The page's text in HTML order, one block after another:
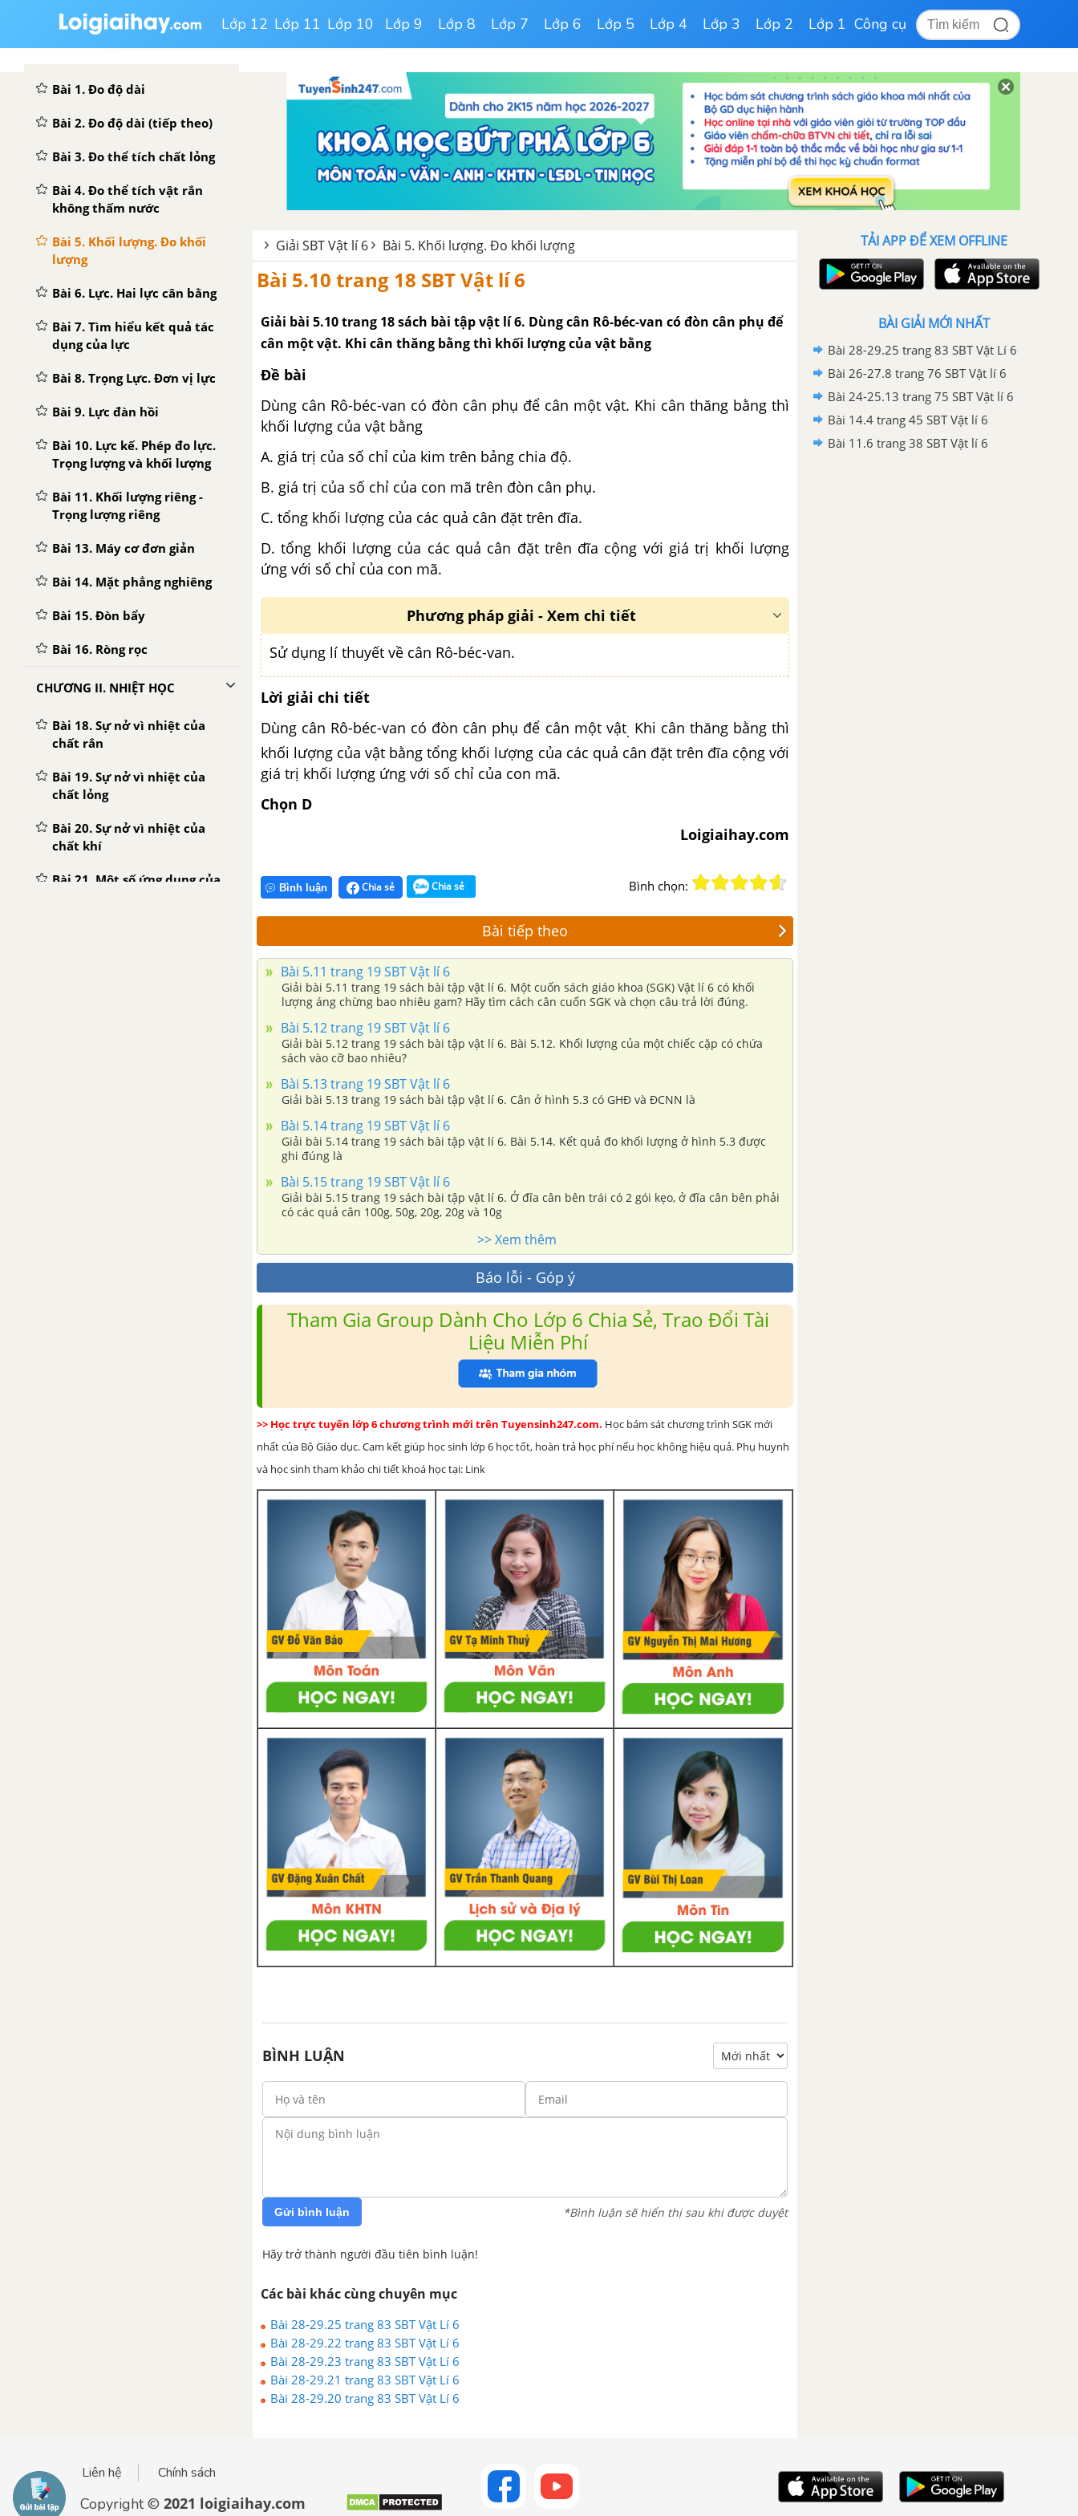
Lớp 12 Lớp 11 Lớp 10 Lớp 9 Lớp 8 Lớp 7 Lớp 6 Lớp 5 Lớp 4 Lớp 3 Lớp 2 Lớp 1 Công cụ
CHƯƠNG I: CƠ HỌC
Bài 1. Đo độ dài
Bài 2. Đo độ dài (tiếp theo)
Bài 3. Đo thể tích chất lỏng
Bài 4. Đo thể tích vật rắn
không thấm nước
Bài 5. Khối lượng. Đo khối
lượng
Bài 6. Lực. Hai lực cân bằng
Bài 7. Tìm hiểu kết quả tác
dụng của lực
Bài 8. Trọng Lực. Đơn vị lực
Bài 9. Lực đàn hồi
Bài 10. Lực kế. Phép đo lực.
Trọng lượng và khối lượng
Bài 11. Khối lượng riêng -
Trọng lượng riêng
Bài 13. Máy cơ đơn giản
Bài 14. Mặt phẳng nghiêng
Bài 15. Đòn bẩy
Bài 16. Ròng rọc
CHƯƠNG II. NHIỆT HỌC
Bài 18. Sự nở vì nhiệt của
chất rắn
Bài 19. Sự nở vì nhiệt của
chất lỏng
Bài 20. Sự nở vì nhiệt của
chất khí
Bài 21. Một số ứng dụng của
Giải SBT Vật lí 6 Bài 5. Khối lượng. Đo khối lượng
Bài 5.10 trang 18 SBT Vật lí 6
Giải bài 5.10 trang 18 sách bài tập vật lí 6. Dùng cân Rô-béc-van có đòn cân phụ để
cân một vật. Khi cân thăng bằng thì khối lượng của vật bằng
Đề bài
Dùng cân Rô-béc-van có đòn cân phụ để cân một vật. Khi cân thăng bằng thì
khối lượng của vật bằng
A. giá trị của số chỉ của kim trên bảng chia độ.
B. giá trị của số chỉ của con mã trên đòn cân phụ.
C. tổng khối lượng của các quả cân đặt trên đĩa.
D. tổng khối lượng của các quả cân đặt trên đĩa cộng với giá trị khối lượng
ứng với số chỉ của con mã.
Phương pháp giải - Xem chi tiết
Sử dụng lí thuyết về cân Rô-béc-van.
Lời giải chi tiết
Dùng cân Rô-béc-van có đòn cân phụ để cân một vật. Khi cân thăng bằng thì
khối lượng của vật bằng tổng khối lượng của các quả cân đặt trên đĩa cộng với
giá trị khối lượng ứng với số chỉ của con mã.
Chọn D
Loigiaihay.com
Bình luận Chia sẻ Chia sẻ Bình chọn:
Bài tiếp theo
Bài 5.11 trang 19 SBT Vật lí 6
Giải bài 5.11 trang 19 sách bài tập vật lí 6. Một cuốn sách giáo khoa (SGK) Vật lí 6 có khối
lượng áng chừng bao nhiêu gam? Hãy tìm cách cân cuốn SGK và chọn câu trả lời đúng.
Bài 5.12 trang 19 SBT Vật lí 6
Giải bài 5.12 trang 19 sách bài tập vật lí 6. Bài 5.12. Khối lượng của một chiếc cặp có chứa
sách vào cỡ bao nhiêu?
Bài 5.13 trang 19 SBT Vật lí 6
Giải bài 5.13 trang 19 sách bài tập vật lí 6. Cân ở hình 5.3 có GHĐ và ĐCNN là
Bài 5.14 trang 19 SBT Vật lí 6
Giải bài 5.14 trang 19 sách bài tập vật lí 6. Bài 5.14. Kết quả đo khối lượng ở hình 5.3 được
ghi đúng là
Bài 5.15 trang 19 SBT Vật lí 6
Giải bài 5.15 trang 19 sách bài tập vật lí 6. Ở đĩa cân bên trái có 2 gói kẹo, ở đĩa cân bên phải
có các quả cân 100g, 50g, 20g, 20g và 10g
>> Xem thêm
Báo lỗi - Góp ý
Tham Gia Group Dành Cho Lớp 6 Chia Sẻ, Trao Đổi Tài
Liệu Miễn Phí
>> Học trực tuyến lớp 6 chương trình mới trên Tuyensinh247.com. Học bám sát chương trình SGK mới
nhất của Bộ Giáo dục. Cam kết giúp học sinh lớp 6 học tốt, hoàn trả học phí nếu học không hiệu quả. Phụ huynh
và học sinh tham khảo chi tiết khoá học tại: Link
BÌNH LUẬN
Gửi bình luận *Bình luận sẽ hiển thị sau khi được duyệt
Hãy trở thành người đầu tiên bình luận!
Các bài khác cùng chuyên mục
Bài 28-29.25 trang 83 SBT Vật Lí 6
Bài 28-29.22 trang 83 SBT Vật Lí 6
Bài 28-29.23 trang 83 SBT Vật Lí 6
Bài 28-29.21 trang 83 SBT Vật Lí 6
Bài 28-29.20 trang 83 SBT Vật Lí 6
TẢI APP ĐỂ XEM OFFLINE
BÀI GIẢI MỚI NHẤT
Bài 28-29.25 trang 83 SBT Vật Lí 6
Bài 26-27.8 trang 76 SBT Vật lí 6
Bài 24-25.13 trang 75 SBT Vật lí 6
Bài 14.4 trang 45 SBT Vật lí 6
Bài 11.6 trang 38 SBT Vật lí 6
Liên hệ Chính sách
Copyright © 2021 loigiaihay.com